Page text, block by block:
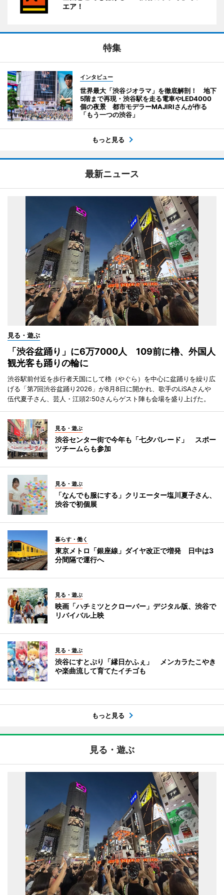
エア！
特集
インタビュー
世界最大「渋谷ジオラマ」を徹底解剖！ 地下
5階まで再現・渋谷駅を走る電車やLED4000
個の夜景 都市モデラーMAJIRIさんが作る
「もう一つの渋谷」
もっと見る
最新ニュース
見る・遊ぶ
「渋谷盆踊り」に6万7000人 109前に櫓、外国人
観光客も踊りの輪に
渋谷駅前付近を歩行者天国にして櫓（やぐら）を中心に盆踊りを繰り広
げる「第7回渋谷盆踊り2026」が8月8日に開かれ、歌手のLiSAさんや
伍代夏子さん、芸人・江頭2:50さんらゲスト陣も会場を盛り上げた。
見る・遊ぶ
渋谷センター街で今年も「七夕パレード」 スポー
ツチームらも参加
見る・遊ぶ
「なんでも服にする」クリエーター塩川夏子さん、
渋谷で初個展
暮らす・働く
東京メトロ「銀座線」ダイヤ改正で増発 日中は3
分間隔で運行へ
見る・遊ぶ
映画「ハチミツとクローバー」デジタル版、渋谷で
リバイバル上映
見る・遊ぶ
渋谷にすとぷり「縁日かふぇ」 メンカラたこやき
や楽曲流して育てたイチゴも
もっと見る
見る・遊ぶ